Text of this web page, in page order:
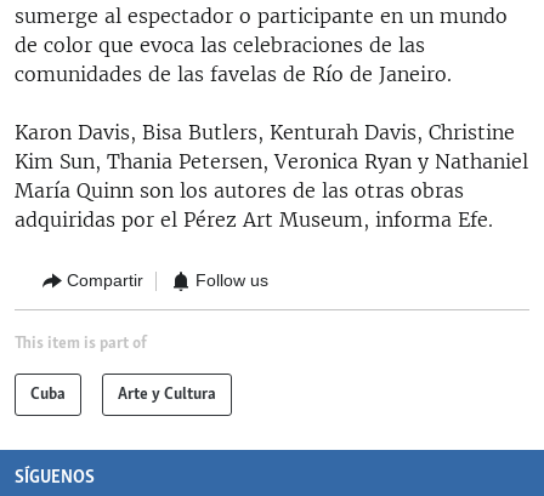
sumerge al espectador o participante en un mundo
de color que evoca las celebraciones de las
comunidades de las favelas de Río de Janeiro.
Karon Davis, Bisa Butlers, Kenturah Davis, Christine
Kim Sun, Thania Petersen, Veronica Ryan y Nathaniel
María Quinn son los autores de las otras obras
adquiridas por el Pérez Art Museum, informa Efe.
Compartir Follow us
This item is part of
Cuba Arte y Cultura
SÍGUENOS